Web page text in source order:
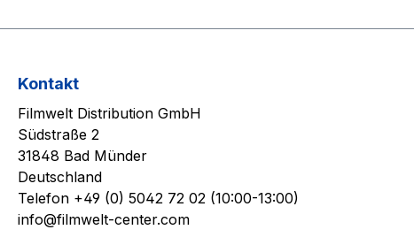
Kontakt
Filmwelt Distribution GmbH
Südstraße 2
31848 Bad Münder
Deutschland
Telefon +49 (0) 5042 72 02 (10:00-13:00)
info@filmwelt-center.com